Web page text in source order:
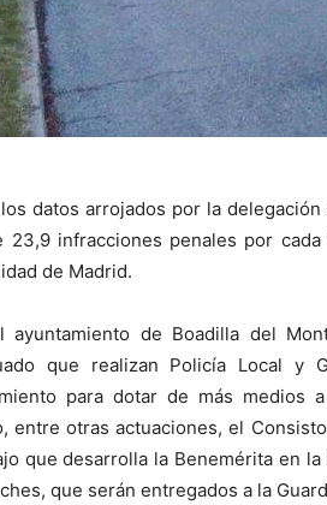
datos arrojados por la
23,9 infracciones penales por
de Madrid.
ayuntamiento de Boadilla del
que realizan Policía Local y
para dotar de más medios
entre otras actuaciones, el
que desarrolla la Benemérita en
que serán entregados a la